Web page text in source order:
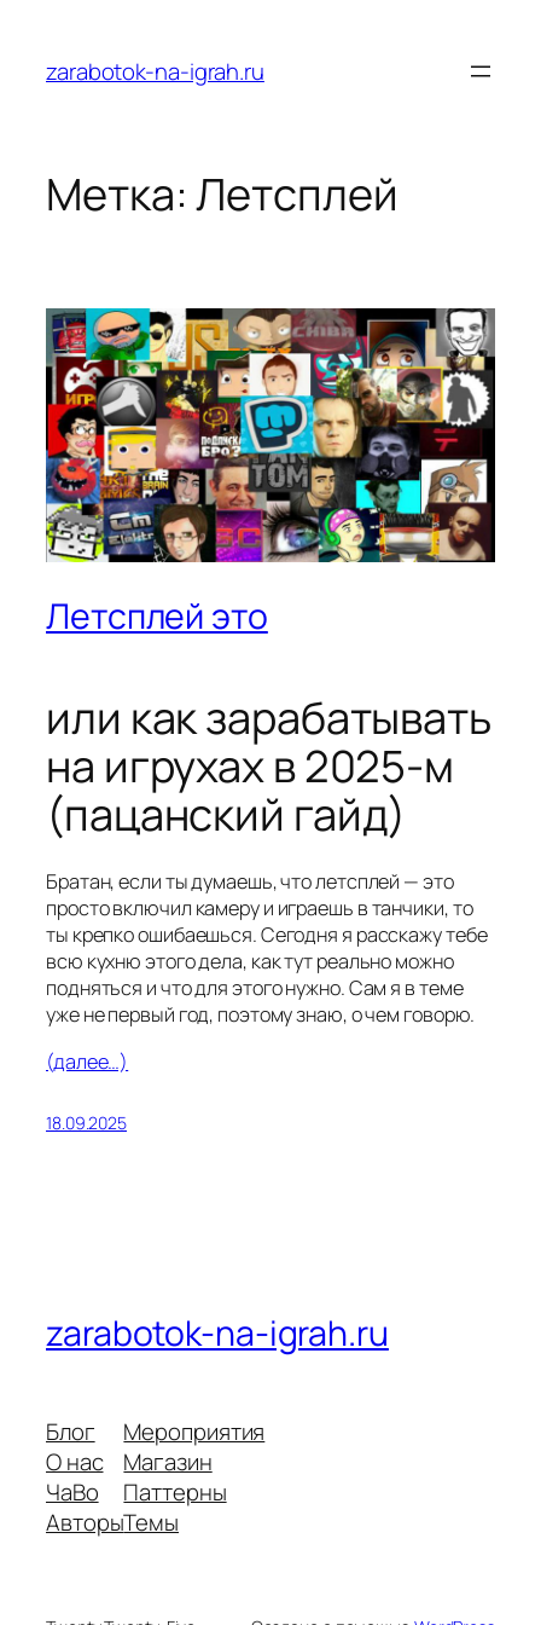
содержимому
zarabotok-na-igrah.ru
Метка:Летсплей
Летсплей это
или как зарабатывать
на игрухах в 2025-м
(пацанский гайд)
Братан, если ты думаешь, что летсплей — это
просто включил камеру и играешь в танчики, то
ты крепко ошибаешься. Сегодня я расскажу тебе
всю кухню этого дела, как тут реально можно
подняться и что для этого нужно. Сам я в теме
уже не первый год, поэтому знаю, о чем говорю.
(далее…)
18.09.2025
zarabotok-na-igrah.ru
Блог
О нас
ЧаВо
Авторы
Мероприятия
Магазин
Паттерны
Темы